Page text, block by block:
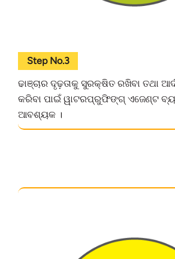
Step No.3
ଢାଞ୍ଚାର ଦୃଢ଼ତାକୁ ସୁରକ୍ଷିତ ରଖିବା ତଥା
କରିବା ପାଇଁ ୱାଟରପ୍ରୁଫିଙ୍ଗ୍ ଏଜେଣ୍ଟ
ଆବଶ୍ୟକ ।